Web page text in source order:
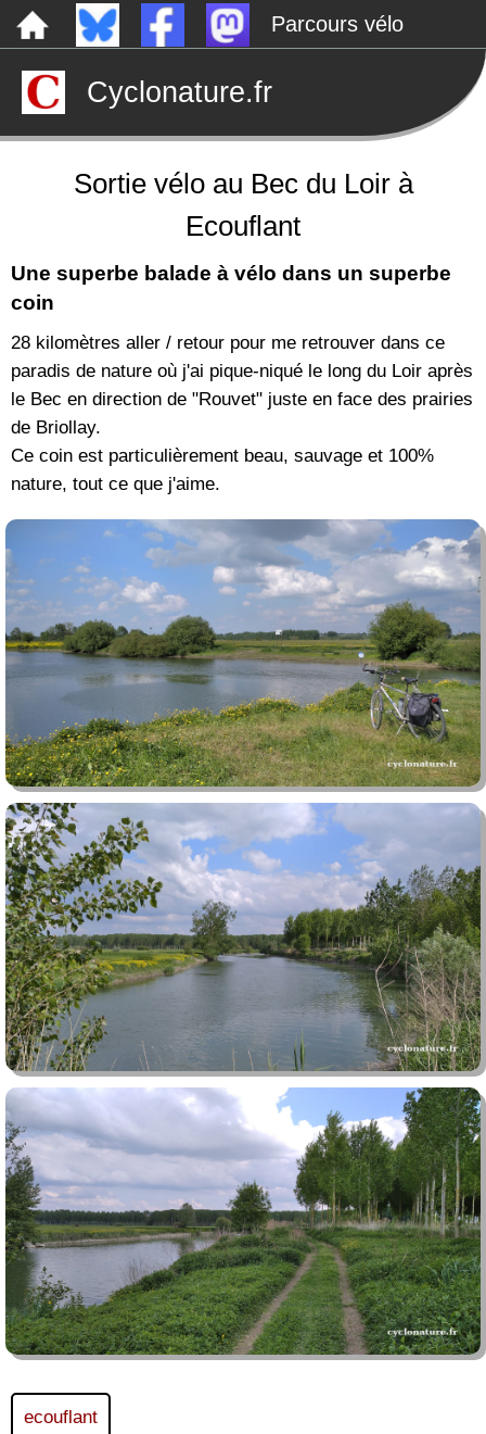
Parcours vélo
Dépôts sauvages
Le canal de Nantes à Brest à vélo
Rechercher
Cyclonature.fr
Sortie vélo au Bec du Loir à
Ecouflant
Une superbe balade à vélo dans un superbe
coin
28 kilomètres aller / retour pour me retrouver dans ce
paradis de nature où j'ai pique-niqué le long du Loir après
le Bec en direction de "Rouvet" juste en face des prairies
de Briollay.
Ce coin est particulièrement beau, sauvage et 100%
nature, tout ce que j'aime.
ecouflant